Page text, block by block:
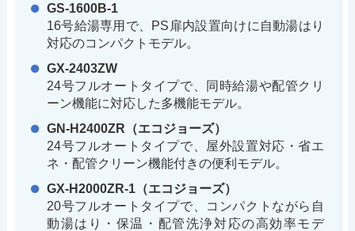
GS-1600B-1
16号給湯専用で、PS扉内設置向けに自動湯はり
対応のコンパクトモデル。
GX-2403ZW
24号フルオートタイプで、同時給湯や配管クリ
ーン機能に対応した多機能モデル。
GN-H2400ZR（エコジョーズ）
24号フルオートタイプで、屋外設置対応・省エ
ネ・配管クリーン機能付きの便利モデル。
GX-H2000ZR-1（エコジョーズ）
20号フルオートタイプで、コンパクトながら自
動湯はり・保温・配管洗浄対応の高効率モデ